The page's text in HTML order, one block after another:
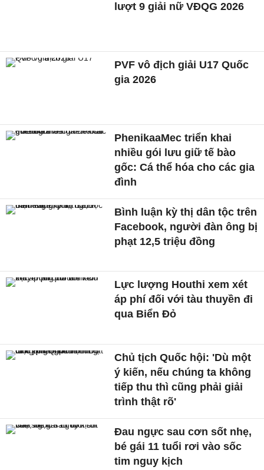
lượt 9 giải nữ VĐQG 2026
PVF vô địch giải U17 Quốc
gia 2026
PhenikaaMec triển khai
nhiều gói lưu giữ tế bào
gốc: Cá thể hóa cho các gia
đình
Bình luận kỳ thị dân tộc trên
Facebook, người đàn ông bị
phạt 12,5 triệu đồng
Lực lượng Houthi xem xét
áp phí đối với tàu thuyền đi
qua Biển Đỏ
Chủ tịch Quốc hội: 'Dù một
ý kiến, nếu chúng ta không
tiếp thu thì cũng phải giải
trình thật rõ'
Đau ngực sau cơn sốt nhẹ,
bé gái 11 tuổi rơi vào sốc
tim nguy kịch